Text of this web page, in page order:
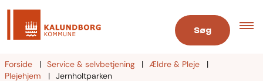
Søg
Forside Service & selvbetjening
Ældre & Pleje
Plejehjem
Jernholtparken